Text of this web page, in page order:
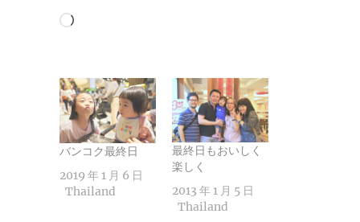
読
中…
バンコク最終日
2019 年 1 月 6 日
Thailand
最終日もおいしく
楽しく
2013 年 1 月 5 日
Thailand